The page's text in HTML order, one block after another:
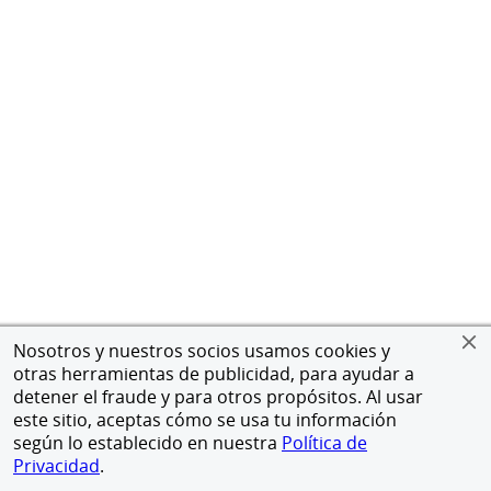
Nosotros y nuestros socios usamos cookies y
otras herramientas de publicidad, para ayudar a
detener el fraude y para otros propósitos. Al usar
este sitio, aceptas cómo se usa tu información
según lo establecido en nuestra Política de
Privacidad.